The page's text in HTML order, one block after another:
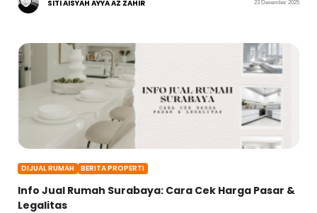
SITI AISYAH AYYA AZ ZAHIR 23 Desember 2025
DIJUAL RUMAH BERITA PROPERTI
Info Jual Rumah Surabaya: Cara Cek Harga Pasar &
Legalitas